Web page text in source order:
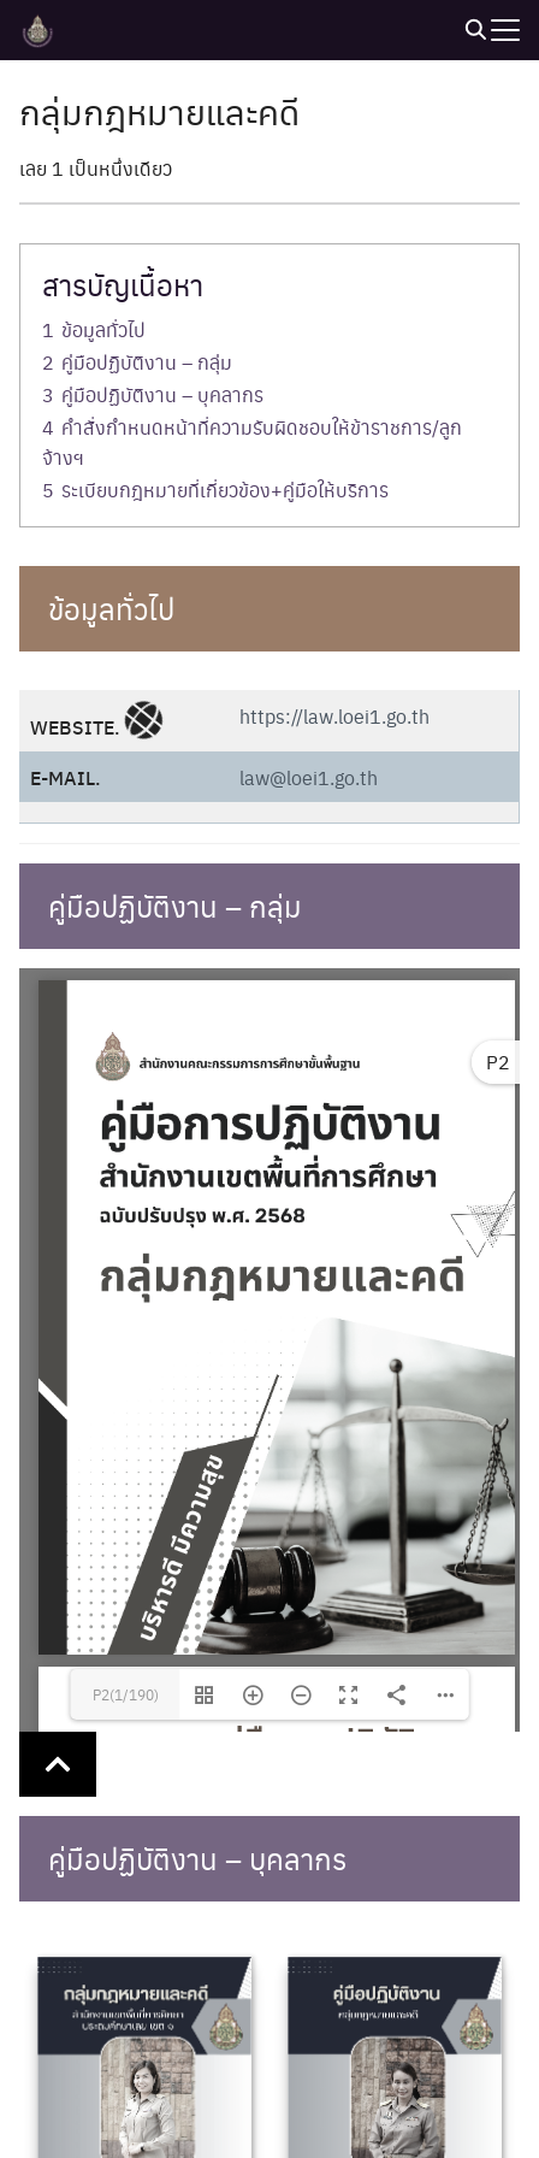
Skip
กลุ่มกฎหมายและคดี
เลย 1 เป็นหนึ่งเดียว
สารบัญเนื้อหา
1 ข้อมูลทั่วไป
2 คู่มือปฏิบัติงาน – กลุ่ม
3 คู่มือปฏิบัติงาน – บุคลากร
4 คำสั่งกำหนดหน้าที่ความรับผิดชอบให้ข้าราชการ/ลูก
จ้างฯ
5 ระเบียบกฎหมายที่เกี่ยวข้อง+คู่มือให้บริการ
ข้อมูลทั่วไป
WEBSITE. https://law.loei1.go.th
E-MAIL. law@loei1.go.th
คู่มือปฏิบัติงาน – กลุ่ม
P2(1/190)
P2
คู่มือปฏิบัติงาน – บุคลากร